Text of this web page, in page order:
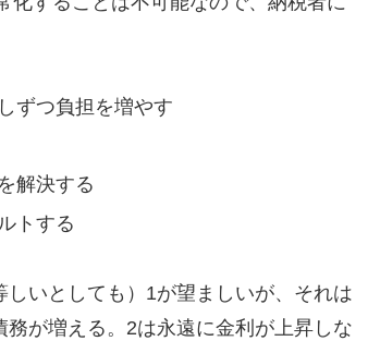
ずつ負担を増やす
解決する
トする
いとしても）1が望ましいが、それは
が増える。2は永遠に金利が上昇しな